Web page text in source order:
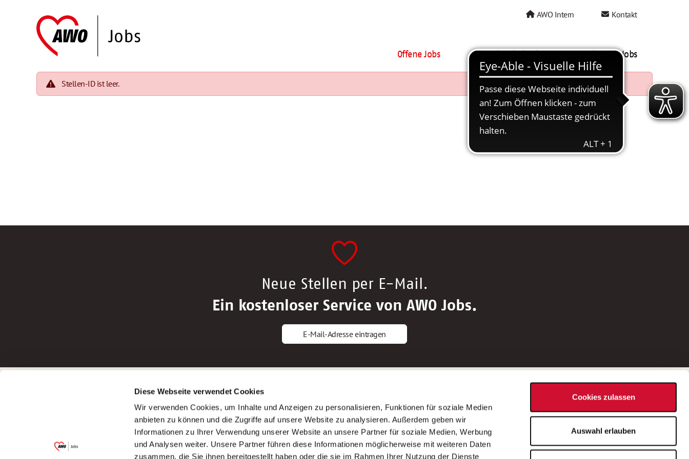
Diese Webseite verwendet Cookies
Wir verwenden Cookies, um Inhalte und Anzeigen zu personalisieren, Funktionen für soziale Medien
anbieten zu können und die Zugriffe auf unsere Website zu analysieren. Außerdem geben wir
Informationen zu Ihrer Verwendung unserer Website an unsere Partner für soziale Medien, Werbung
und Analysen weiter. Unsere Partner führen diese Informationen möglicherweise mit weiteren Daten
zusammen, die Sie ihnen bereitgestellt haben oder die sie im Rahmen Ihrer Nutzung der Dienste
Cookies zulassen
Auswahl erlauben
AWO Intern Kontakt
Offene Jobs AWO als Arbeitgeber Mein AWO Jobs
Stellen-ID ist leer.
Neue Stellen per E-Mail.
Ein kostenloser Service von AWO Jobs.
E-Mail-Adresse eintragen
Garitz Bewirtschaftungsbetriebe GmbH
(Ein Tochterunternehmen des AWO
Bezirksverbandes Unterfranken e.V.)
Bewerbungstipps
Bewerbung als Altenpfleger*in
Bewerbung als Krankenpfleger*in
Bewerbung als Altenpflegehelfer*in
Bewerbung als Erzieher*in
AWO Gliederungen nach Bundesland
Stellenangebote nach Bundesländern
Sitemap
Impressum
Datenschutz
Bei Fragen zu einer Stellenausschreibung
wenden Sie sich bitte an die*den in der
Stellenausschreibung genannte*n